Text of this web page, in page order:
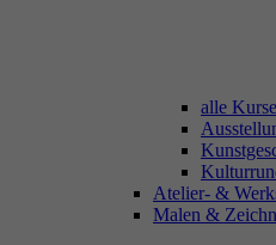
alle Kurse
Atelier- &
Malen &